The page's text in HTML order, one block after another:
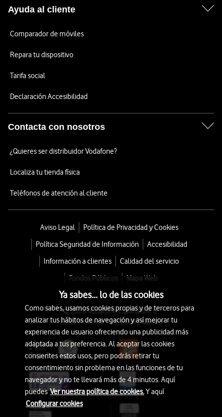
Ayuda al cliente
Comparador de móviles
Repara tu dispositivo
Tarifa social
Declaración Accesibilidad
Contacta con nosotros
¿Quieres ser distribuidor Vodafone?
Localiza tu tienda física
Teléfonos de atención al cliente
Aviso Legal
Política de Privacidad y Cookies
Política Seguridad de Información
Accesibilidad
Información a clientes
Calidad del servicio
Fondos Públicos
Mapa Web
© 2026 Vodafone España S.A.U.
Avda. América 115, 28042 Madrid
Ya sabes... lo de las cookies
Como sabes, usamos cookies propias y de terceros para
analizar tus hábitos de navegación y así mejorar tu
experiencia de usuario ofreciendo una publicidad más
adaptada a tus preferencia. Al aceptar las cookies
consientes estos usos, pero podrás retirar tu
consentimiento sin problema en las funciones de tu
navegador y no te llevará más de 4 minutos. Aquí
puedesVer nuestra política de cookies.Y aquí
Configurar cookies